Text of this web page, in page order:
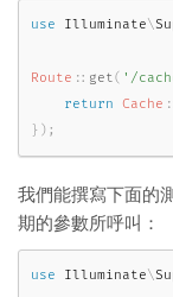
use Illuminate\
Route :: get ( '/
return
Cache
} ) ;
我們能撰寫下面的
期的參數所呼叫：
use Illuminate\